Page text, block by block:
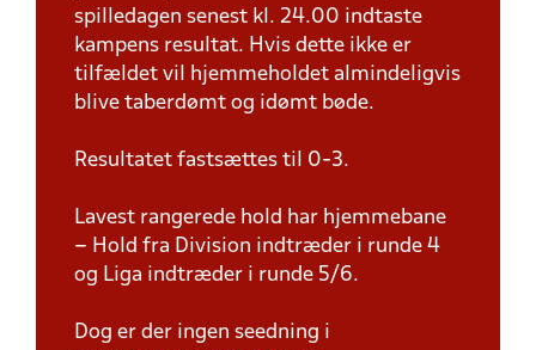
spilledagen senest kl. 24.00 indtaste
kampens resultat. Hvis dette ikke er
tilfældet vil hjemmeholdet almindeligvis
blive taberdømt og idømt bøde.
Resultatet fastsættes til 0-3.
Lavest rangerede hold har hjemmebane
– Hold fra Division indtræder i runde 4
og Liga indtræder i runde 5/6.
Dog er der ingen seedning i